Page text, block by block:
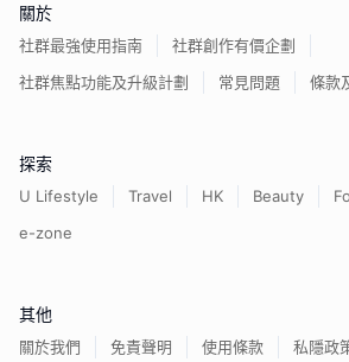
關於
社群最強使用指南
社群創作有價企劃
社群焦點功能及升級計劃
常見問題 條款
探索
U Lifestyle Travel HK Beauty
e-zone
其他
關於我們 免責聲明 使用條款 私隱政